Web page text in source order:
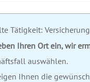
Tätigkeit:
Ihren Ort ein, wir
auswählen.
Ihnen die